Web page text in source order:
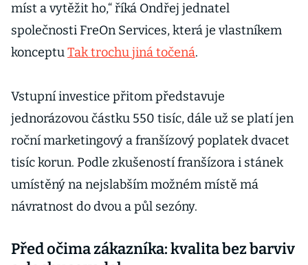
míst a vytěžit ho,“ říká Ondřej jednatel
společnosti FreOn Services, která je vlastníkem
konceptuTak trochu jiná točená.
Vstupní investice přitom představuje
jednorázovou částku 550 tisíc, dále už se platí jen
roční marketingový a franšízový poplatek dvacet
tisíc korun. Podle zkušeností franšízora i stánek
umístěný na nejslabším možném místě má
návratnost do dvou a půl sezóny.
Před očima zákazníka: kvalita bez barviv